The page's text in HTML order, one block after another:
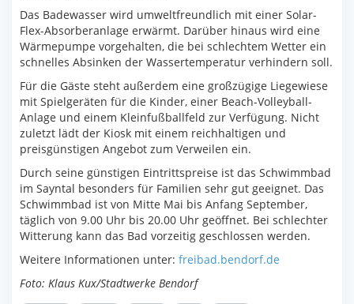
Das Badewasser wird umweltfreundlich mit einer Solar-
Flex-Absorberanlage erwärmt. Darüber hinaus wird eine
Wärmepumpe vorgehalten, die bei schlechtem Wetter ein
schnelles Absinken der Wassertemperatur verhindern soll.
Für die Gäste steht außerdem eine großzügige Liegewiese
mit Spielgeräten für die Kinder, einer Beach-Volleyball-
Anlage und einem Kleinfußballfeld zur Verfügung. Nicht
zuletzt lädt der Kiosk mit einem reichhaltigen und
preisgünstigen Angebot zum Verweilen ein.
Durch seine günstigen Eintrittspreise ist das Schwimmbad
im Sayntal besonders für Familien sehr gut geeignet. Das
Schwimmbad ist von Mitte Mai bis Anfang September,
täglich von 9.00 Uhr bis 20.00 Uhr geöffnet. Bei schlechter
Witterung kann das Bad vorzeitig geschlossen werden.
Weitere Informationen unter: freibad.bendorf.de
Foto: Klaus Kux/Stadtwerke Bendorf